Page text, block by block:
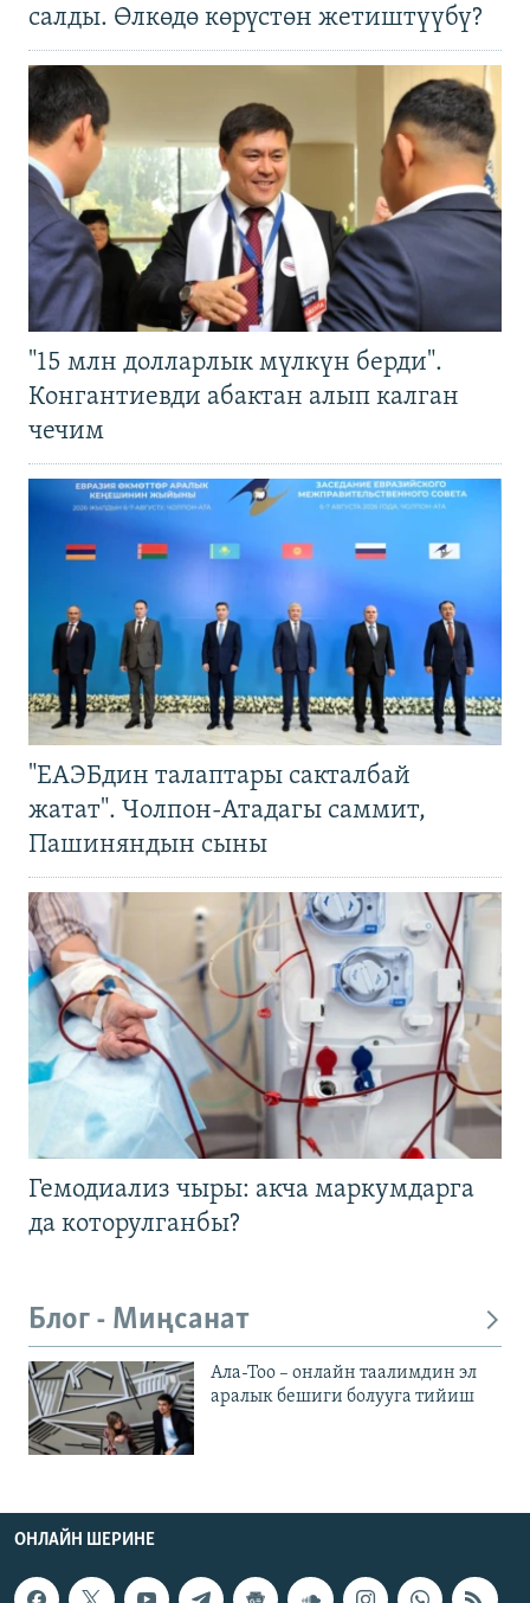
салды. Өлкөдө көрүстөн жетиштүүбү?
"15 млн долларлык мүлкүн берди".
Конгантиевди абактан алып калган
чечим
"ЕАЭБдин талаптары сакталбай
жатат". Чолпон-Атадагы саммит,
Пашиняндын сыны
Гемодиализ чыры: акча маркумдарга
да которулганбы?
Блог - Миңсанат
Ала-Тоо – онлайн таалимдин эл
аралык бешиги болууга тийиш
ОНЛАЙН ШЕРИНЕ